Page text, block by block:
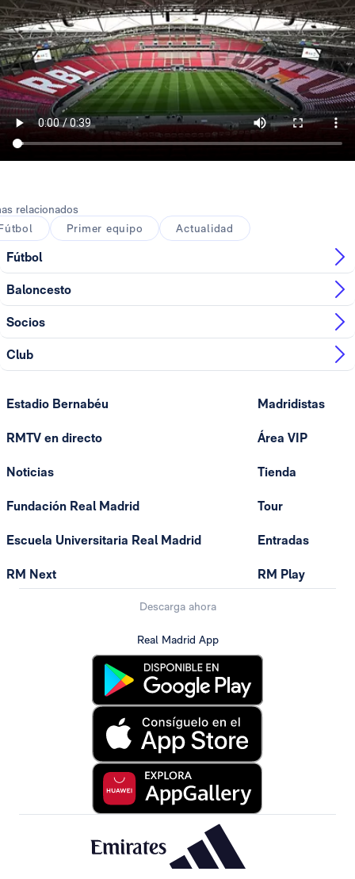
relacionados
Primer equipo Actualidad
Fútbol
Baloncesto
Socios
Club
Estadio Bernabéu
RMTV en directo
Noticias
Fundación Real Madrid
Escuela Universitaria Real Madrid
RM Next
Madridistas
Área VIP
Tienda
Tour
Entradas
RM Play
Descarga ahora
Real Madrid App